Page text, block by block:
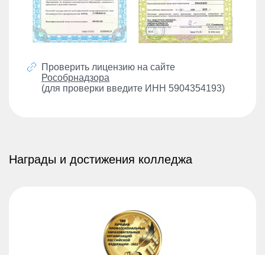
Проверить лицензию на сайте
Рособрнадзора
(для проверки введите ИНН 5904354193)
Награды и достижения колледжа